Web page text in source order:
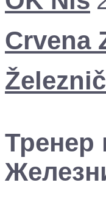
Crvena
Тренер